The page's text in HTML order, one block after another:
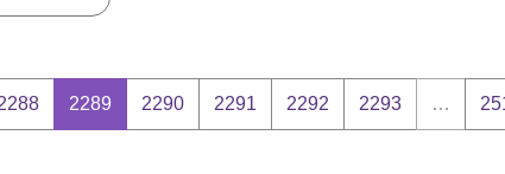
2289 2290 2291 2292 2293 …